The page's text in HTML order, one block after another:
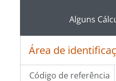
[Série] F -
Ao clicar no link
Alguns
Área de
Código de referência